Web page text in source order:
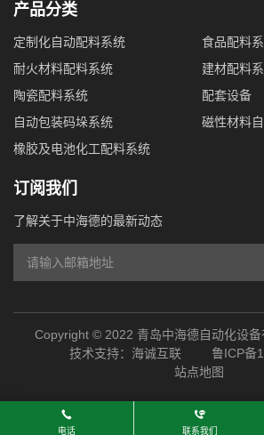
电话 联系我们
产品分类
定制化自动配料系统
耐火材料配料系统
陶瓷配料系统
自动包装码垛系统
橡胶及电池化工配料系统
食品配料
建材配料
配套设备
磁性材料
订阅我们
了解关于中海德的最新动态
Copyright © 2022 青岛中海德自动化设
技术支持：海诚互联
鲁ICP备
站点地图